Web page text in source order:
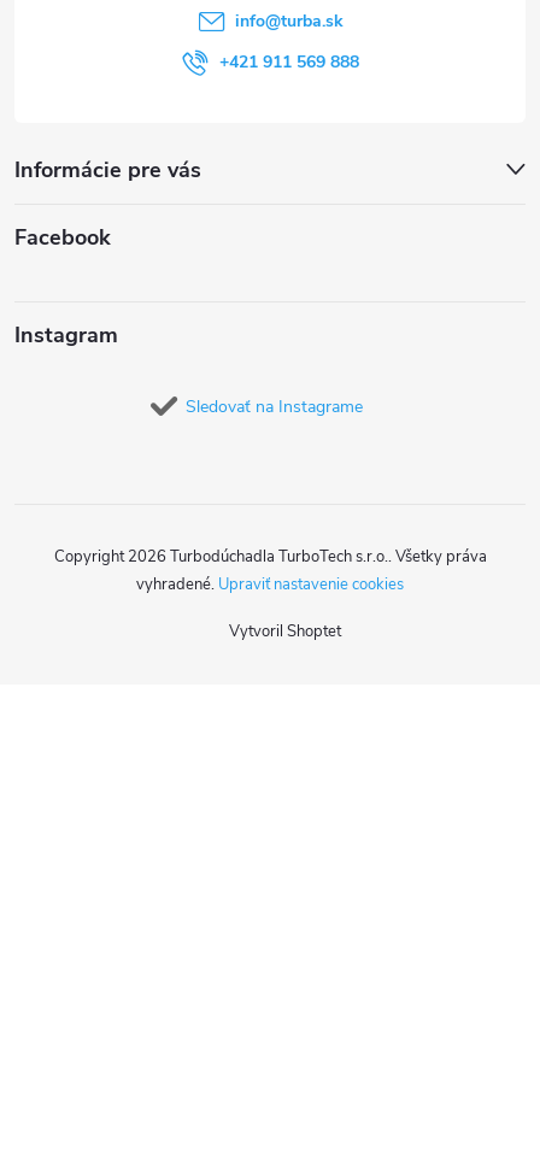
info@turba.sk
+421 911 569 888
Informácie pre vás
Facebook
Instagram
Sledovať na Instagrame
Vytvoril Shoptet
Copyright 2026 Turbodúchadla TurboTech s.r.o.. Všetky práva
vyhradené. Upraviť nastavenie cookies